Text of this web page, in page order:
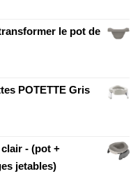
le pot de
POTETTE Gris
- (pot +
jetables)